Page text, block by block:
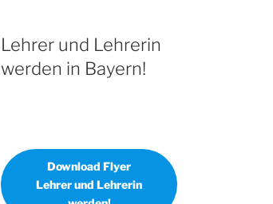
Lehrer und Lehrerin
werden in Bayern!
Download Flyer
Lehrer und Lehrerin